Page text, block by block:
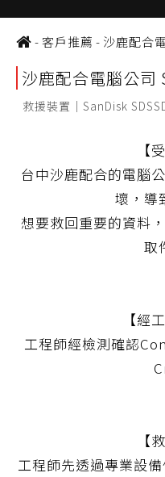
-客戶推薦 - 沙鹿配合
沙鹿配合電腦公司
救援裝置｜SanDisk
【
台中沙鹿配合的電腦
壞，導
想要救回重要的資料
取
【經
工程師經檢測確認
【
工程師先透過專業設